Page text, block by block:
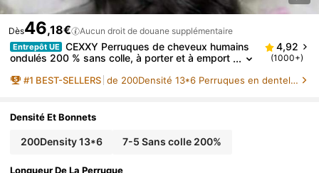
Dès46,18€ Aucun droit de douane supplémentaire
Entrepôt UE
CEXXY Perruques de cheveux humains
ondulés 200 % sans colle, à porter et à emport
ue frontale en dentelle droite de 30 pouces
4,92
(1000+)
#1 BEST-SELLERS de 200Densité 13*6 Perruques en dentelle humaine
Densité Et Bonnets
200Density 13*6 7-5 Sans colle 200%
Longueur De La Perruque